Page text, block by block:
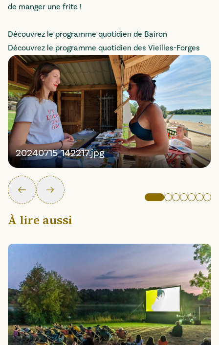
de manger une frite !
Découvrez le programme quotidien de Bairon
Découvrez le programme quotidien des Vieilles-Forges
20240715_142217.jpg
Précédent Suivant Image active
Aller à l'image
Aller à
Aller à
Aller à
Aller
À lire aussi